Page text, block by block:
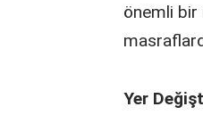
önemli bir
Yer